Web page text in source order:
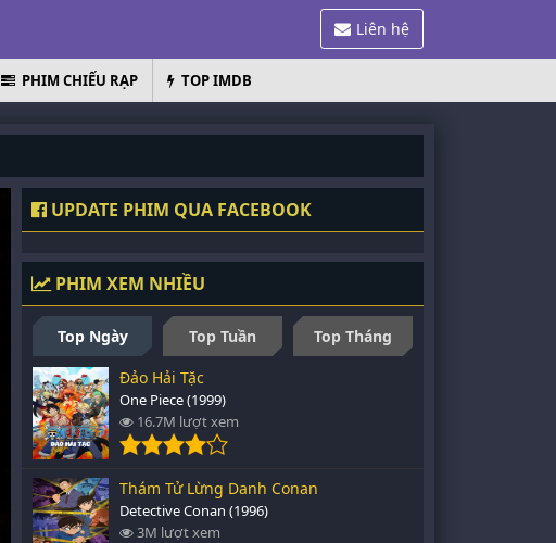
Liên hệ
PHIM CHIẾU RẠP TOP IMDB
UPDATE PHIM QUA FACEBOOK
PHIM XEM NHIỀU
Top Ngày Top Tuần
Top Tháng
Đảo Hải Tặc
One Piece (1999)
16.7M lượt xem
Thám Tử Lừng Danh Conan
Detective Conan (1996)
3M lượt xem